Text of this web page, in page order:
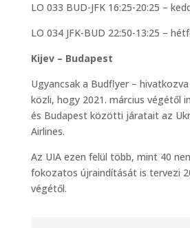
LO 033 BUD-JFK 16:25-20:25 –
LO 034 JFK-BUD 22:50-13:25 –
Kijev – Budapest
Ugyancsak a Budflyer –
közli, hogy 2021. március végétől
és Budapest közötti járatait az
Airlines.
Az UIA ezen felül több, mint 40
fokozatos újraindítását is tervezi
végétől.